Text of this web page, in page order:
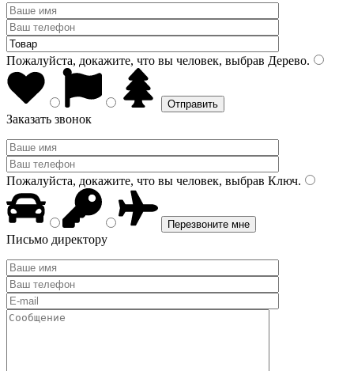
Пожалуйста, докажите, что вы человек, выбрав Дерево.
Заказать звонок
Пожалуйста, докажите, что вы человек, выбрав Ключ.
Письмо директору